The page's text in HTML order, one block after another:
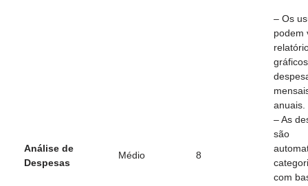
Análise de
Despesas
Médio 8
– Os
podem
anuais.
– As
são
com